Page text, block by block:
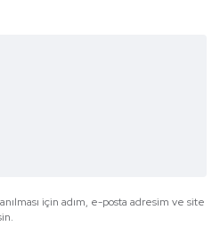
için adım, e-posta adresim ve site